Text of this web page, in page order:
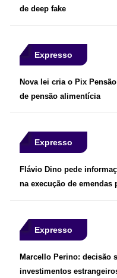
de deep fake
Expresso
Nova lei cria o Pix
de pensão alimentícia
Expresso
Flávio Dino pede
na execução de emendas
Expresso
Marcello Perino: decisão
investimentos